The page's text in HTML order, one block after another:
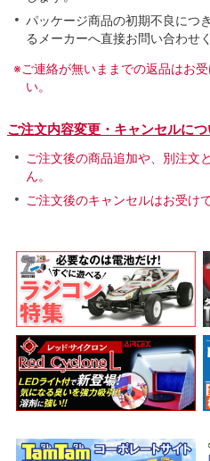
パッケージ商品の初期不良につ
るメーカーへ直接お問い合わせ
※ご連絡が無いままでの返品はお
い。
ご注文内容変更・キャンセルにつ
ご注文後の商品追加や、別注文
ん。
ご注文後のキャンセルはお受け